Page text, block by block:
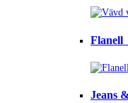
Jeans